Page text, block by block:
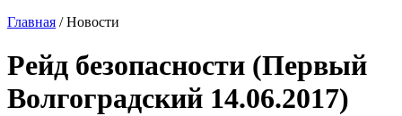
Главная / Новости
Рейд безопасности (Первый
Волгоградский 14.06.2017)